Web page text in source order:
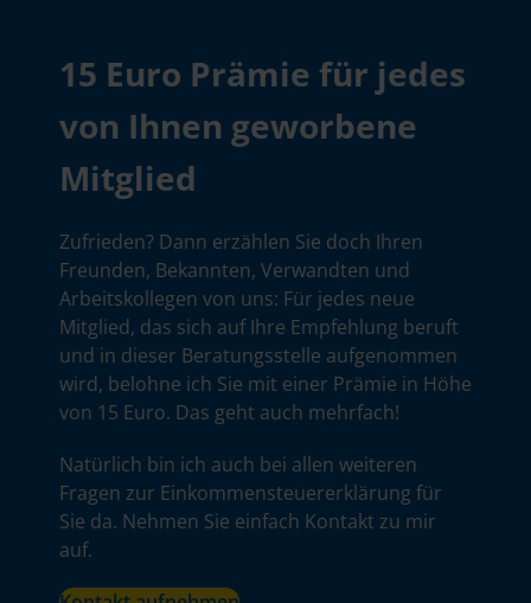
15 Euro Prämie für jedes
von Ihnen geworbene
Mitglied
Zufrieden? Dann erzählen Sie doch Ihren
Freunden, Bekannten, Verwandten und
Arbeitskollegen von uns: Für jedes neue
Mitglied, das sich auf Ihre Empfehlung beruft
und in dieser Beratungsstelle aufgenommen
wird, belohne ich Sie mit einer Prämie in Höhe
von 15 Euro. Das geht auch mehrfach!
Natürlich bin ich auch bei allen weiteren
Fragen zur Einkommensteuererklärung für
Sie da. Nehmen Sie einfach Kontakt zu mir
auf.